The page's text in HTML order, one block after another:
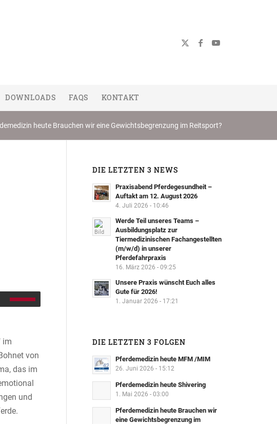
DOWNLOADS FAQS KONTAKT
heute Brauchen wir eine Gewichtsbegrenzung im Reitsport?
im
von
das im
und
DIE LETZTEN 3 NEWS
Praxisabend Pferdegesundheit –
Auftakt am 12. August 2026
4. Juli 2026 - 10:46
Werde Teil unseres Teams –
Ausbildungsplatz zur
Tiermedizinischen Fachangestellten
(m/w/d) in unserer
Pferdefahrpraxis
16. März 2026 - 09:25
Unsere Praxis wünscht Euch alles
Gute für 2026!
1. Januar 2026 - 17:21
DIE LETZTEN 3 FOLGEN
Pferdemedizin heute MFM /MIM
26. Juni 2026 - 15:12
Pferdemedizin heute Shivering
1. Mai 2026 - 03:00
Pferdemedizin heute Brauchen wir
eine Gewichtsbegrenzung im